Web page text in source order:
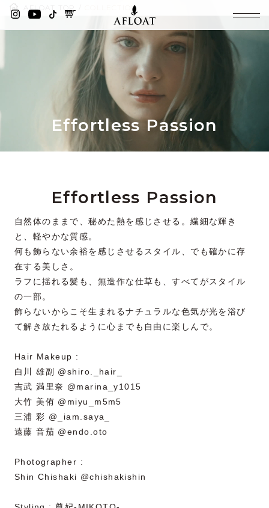
COLLECTION
Effortless Passion
Effortless Passion
自然体のままで、秘めた熱を感じさせる。繊細な輝き
と、軽やかな質感。
何も飾らない余裕を感じさせるスタイル、でも確かに存
在する美しさ。
ラフに揺れる髪も、無造作な仕草も、すべてがスタイル
の一部。
飾らないからこそ生まれるナチュラルな色気が光を浴び
て解き放たれるように心までも自由に楽しんで。
Hair Makeup :
白川 雄副 @shiro._hair_
吉武 満里奈 @marina_y1015
大竹 美侑 @miyu_m5m5
三浦 彩 @_iam.saya_
遠藤 音茄 @endo.oto
Photographer :
Shin Chishaki @chishakishin